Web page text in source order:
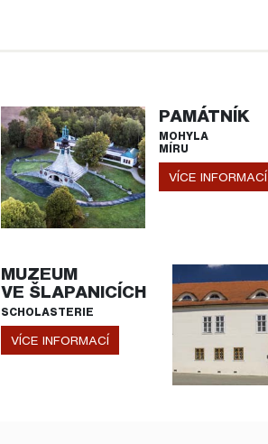
PAMÁTNÍK
MOHYLA
MÍRU
VÍCE INFORMACÍ
MUZEUM
VE ŠLAPANICÍCH
SCHOLASTERIE
VÍCE INFORMACÍ